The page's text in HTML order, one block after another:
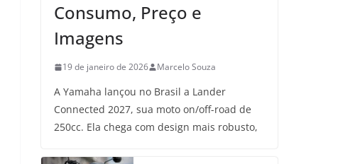
Consumo, Preço e
Imagens
19 de janeiro de 2026 Marcelo Souza
A Yamaha lançou no Brasil a Lander
Connected 2027, sua moto on/off-road de
250cc. Ela chega com design mais robusto,